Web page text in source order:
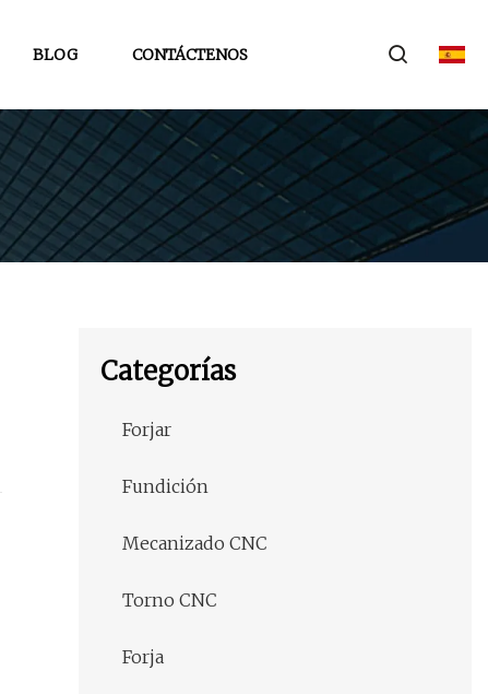
BLOG CONTÁCTENOS
Categorías
Forjar
Fundición
Mecanizado CNC
Torno CNC
Forja